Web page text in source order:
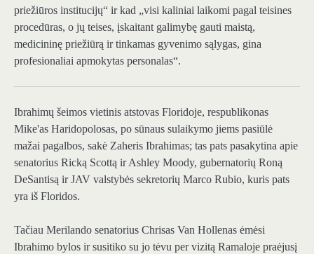
priežiūros institucijų“ ir kad „visi kaliniai laikomi pagal teisines
procedūras, o jų teises, įskaitant galimybę gauti maistą,
medicininę priežiūrą ir tinkamas gyvenimo sąlygas, gina
profesionaliai apmokytas personalas“.
Ibrahimų šeimos vietinis atstovas Floridoje, respublikonas
Mike'as Haridopolosas, po sūnaus sulaikymo jiems pasiūlė
mažai pagalbos, sakė Zaheris Ibrahimas; tas pats pasakytina apie
senatorius Ricką Scottą ir Ashley Moody, gubernatorių Roną
DeSantisą ir JAV valstybės sekretorių Marco Rubio, kuris pats
yra iš Floridos.
Tačiau Merilando senatorius Chrisas Van Hollenas ėmėsi
Ibrahimo bylos ir susitiko su jo tėvu per vizitą Ramaloje praėjusį